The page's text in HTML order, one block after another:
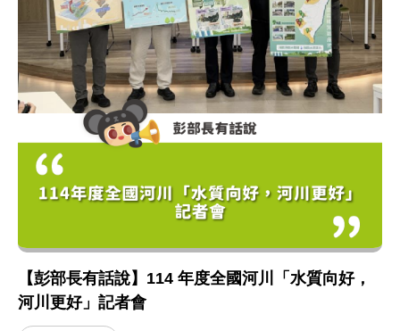
【彭部長有話說】114 年度全國河川「水質向好，
河川更好」記者會